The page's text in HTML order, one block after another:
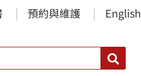
預約與維護 English
搜